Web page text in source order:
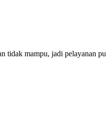
tidak mampu, jadi pelayanan